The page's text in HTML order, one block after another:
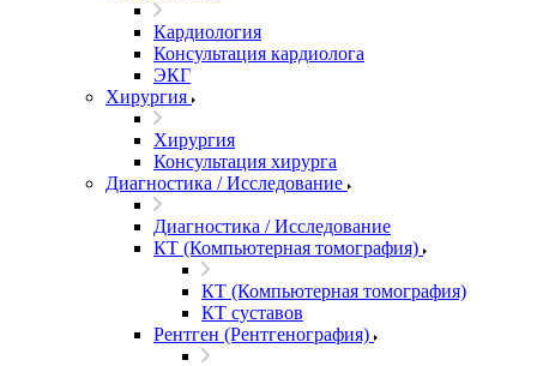
Кардиология
Консультация кардиолога
ЭКГ
Хирургия
Хирургия
Консультация хирурга
Диагностика / Исследование
Диагностика / Исследование
КТ (Компьютерная томография)
КТ (Компьютерная томография)
КТ суставов
Рентген (Рентгенография)